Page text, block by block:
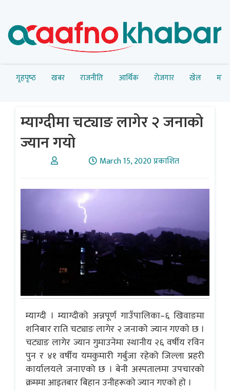
गृहपृष्‍ठ खबर राजनीति आर्थिक रोजगार खेल
म्याग्दीमा चट्याङ लागेर २ जनाकाे
ज्यान गयाे
March 15, 2020 प्रकाशित
म्याग्दी । म्याग्दीको अन्नपूर्ण गाउँपालिका–६ खिवाङमा
शनिबार राति चट्याङ लागेर २ जनाकाे ज्यान गएकाे छ ।
चट्याङ लागेर ज्यान गुमाउनेमा स्थानीय २६ वर्षीय रविन
पुन र ४१ वर्षीय यमकुमारी गर्बुजा रहेको जिल्ला प्रहरी
कार्यालयले जनाएको छ । बेनी अस्पतालमा उपचारको
क्रममा आइतबार बिहान उनीहरूकाे ज्यान गएकाे हाे ।